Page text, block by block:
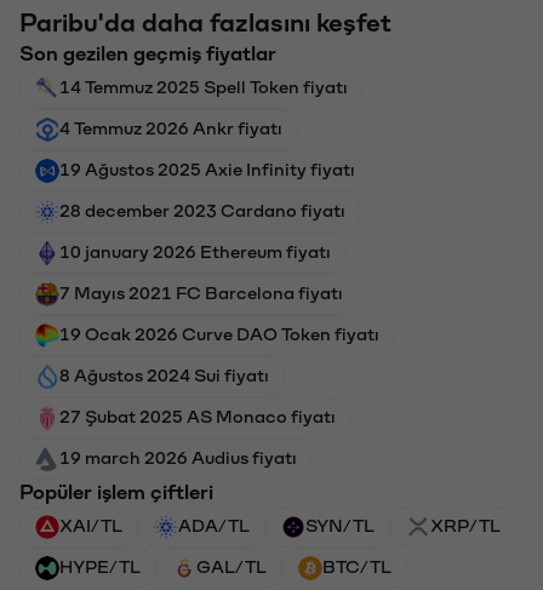
Paribu'da daha fazlasını keşfet
Son gezilen geçmiş fiyatlar
14 Temmuz 2025 Spell Token fiyatı
4 Temmuz 2026 Ankr fiyatı
19 Ağustos 2025 Axie Infinity fiyatı
28 december 2023 Cardano fiyatı
10 january 2026 Ethereum fiyatı
7 Mayıs 2021 FC Barcelona fiyatı
19 Ocak 2026 Curve DAO Token fiyatı
8 Ağustos 2024 Sui fiyatı
27 Şubat 2025 AS Monaco fiyatı
19 march 2026 Audius fiyatı
Popüler işlem çiftleri
XAI/TL ADA/TL SYN/TL XRP/TL
HYPE/TL GAL/TL BTC/TL